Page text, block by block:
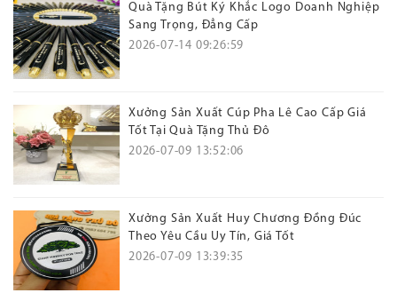
Quà Tặng Bút Ký Khắc Logo Doanh Nghiệp
Sang Trọng, Đẳng Cấp
2026-07-14 09:26:59
Xưởng Sản Xuất Cúp Pha Lê Cao Cấp Giá
Tốt Tại Quà Tặng Thủ Đô
2026-07-09 13:52:06
Xưởng Sản Xuất Huy Chương Đồng Đúc
Theo Yêu Cầu Uy Tín, Giá Tốt
2026-07-09 13:39:35